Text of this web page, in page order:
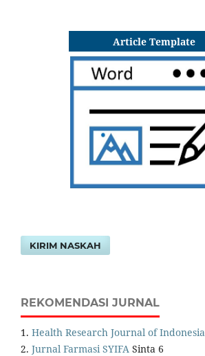
Article Template
KIRIM NASKAH
REKOMENDASI JURNAL
1. Health Research Journal of Indonesia
2. Jurnal Farmasi SYIFA Sinta 6